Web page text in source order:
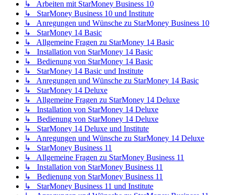
↳ Arbeiten mit StarMoney Business 10
↳ StarMoney Business 10 und Institute
↳ Anregungen und Wünsche zu StarMoney Business 10
↳ StarMoney 14 Basic
↳ Allgemeine Fragen zu StarMoney 14 Basic
↳ Installation von StarMoney 14 Basic
↳ Bedienung von StarMoney 14 Basic
↳ StarMoney 14 Basic und Institute
↳ Anregungen und Wünsche zu StarMoney 14 Basic
↳ StarMoney 14 Deluxe
↳ Allgemeine Fragen zu StarMoney 14 Deluxe
↳ Installation von StarMoney 14 Deluxe
↳ Bedienung von StarMoney 14 Deluxe
↳ StarMoney 14 Deluxe und Institute
↳ Anregungen und Wünsche zu StarMoney 14 Deluxe
↳ StarMoney Business 11
↳ Allgemeine Fragen zu StarMoney Business 11
↳ Installation von StarMoney Business 11
↳ Bedienung von StarMoney Business 11
↳ StarMoney Business 11 und Institute